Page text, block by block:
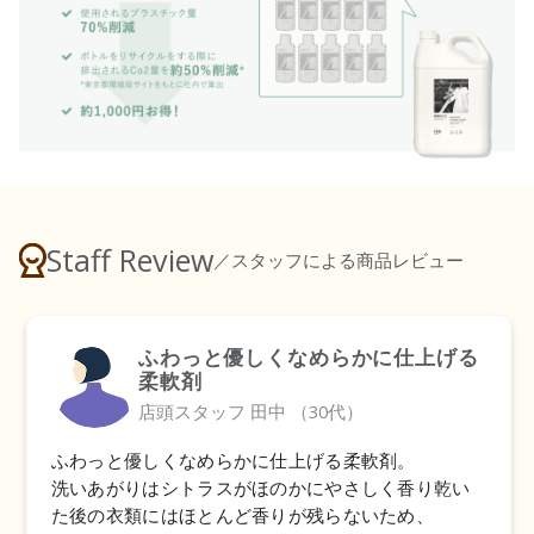
Staff Review／スタッフによる商品レビュー
ふわっと優しくなめらかに仕上げる
柔軟剤
店頭スタッフ 田中 （30代）
ふわっと優しくなめらかに仕上げる柔軟剤。
洗いあがりはシトラスがほのかにやさしく香り乾い
た後の衣類にはほとんど香りが残らないため、